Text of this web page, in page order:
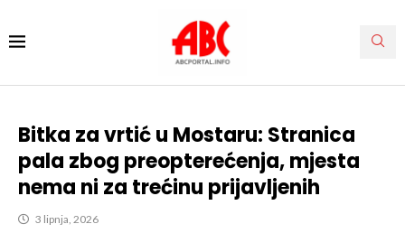
Bitka za vrtić u Mostaru: Stranica
pala zbog preopterećenja, mjesta
nema ni za trećinu prijavljenih
3 lipnja, 2026